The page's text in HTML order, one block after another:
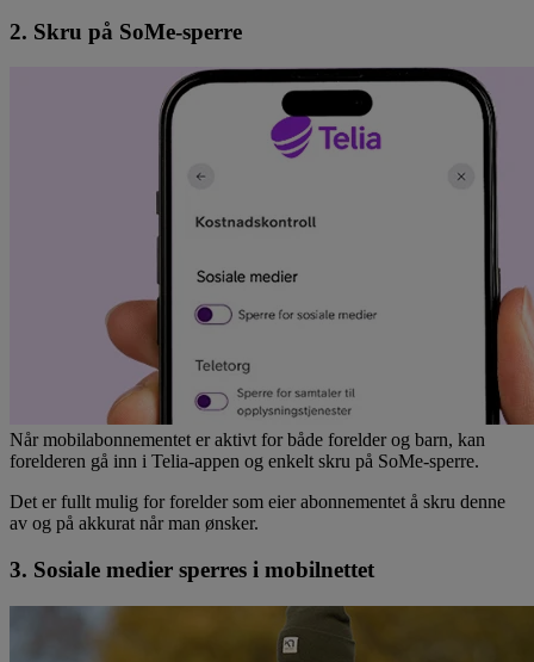
2. Skru på SoMe-sperre
Når mobilabonnementet er aktivt for både forelder og barn, kan
forelderen gå inn i Telia-appen og enkelt skru på SoMe-sperre.
Det er fullt mulig for forelder som eier abonnementet å skru denne
av og på akkurat når man ønsker.
3. Sosiale medier sperres i mobilnettet